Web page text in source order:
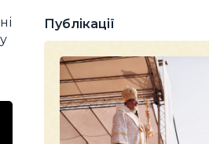
Публікації